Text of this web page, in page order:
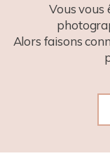
Vous vous
Alors faisons